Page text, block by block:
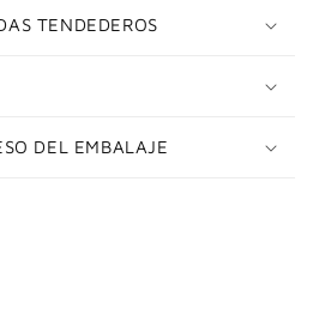
TENDEDEROS
DEL EMBALAJE